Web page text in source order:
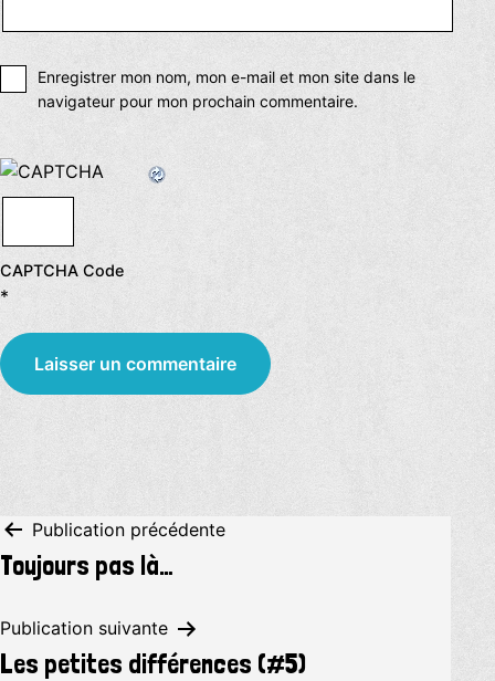
Enregistrer mon nom, mon e-mail et mon site dans le
navigateur pour mon prochain commentaire.
CAPTCHA Code
*
Navigation
de
l’article
Publication précédente
Toujours pas là…
Publication suivante
Les petites différences (#5)